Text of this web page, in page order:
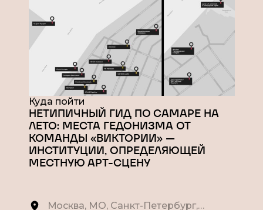
Куда пойти
НЕТИПИЧНЫЙ ГИД ПО САМАРЕ НА
ЛЕТО: МЕСТА ГЕДОНИЗМА ОТ
КОМАНДЫ «ВИКТОРИИ» —
ИНСТИТУЦИИ, ОПРЕДЕЛЯЮЩЕЙ
МЕСТНУЮ АРТ-СЦЕНУ
Москва, МО, Санкт-Петербург,